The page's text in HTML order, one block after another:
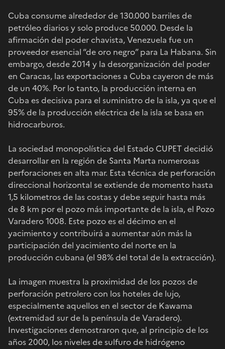
Cuba consume alrededor de 130.000 barriles de
petróleo diarios y solo produce 50.000. Desde la
afirmación del poder chavista, Venezuela fue un
proveedor esencial “de oro negro” para La Habana. Sin
embargo, desde 2014 y la desorganización del poder
en Caracas, las exportaciones a Cuba cayeron de más
de un 40%. Por lo tanto, la producción interna en
Cuba es decisiva para el suministro de la isla, ya que el
95% de la producción eléctrica de la isla se basa en
hidrocarburos.
La sociedad monopolística del Estado CUPET decidió
desarrollar en la región de Santa Marta numerosas
perforaciones en alta mar. Esta técnica de perforación
direccional horizontal se extiende de momento hasta
1,5 kilometros de las costas y debe seguir hasta más
de 8 km por el pozo más importante de la isla, el Pozo
Varadero 1008. Este pozo es el décimo en el
yacimiento y contribuirá a aumentar aún más la
participación del yacimiento del norte en la
producción cubana (el 98% del total de la extracción).
La imagen muestra la proximidad de los pozos de
perforación petrolero con los hoteles de lujo,
especialmente aquellos en el sector de Kawama
(extremidad sur de la península de Varadero).
Investigaciones demostraron que, al principio de los
años 2000, los niveles de sulfuro de hidrógeno